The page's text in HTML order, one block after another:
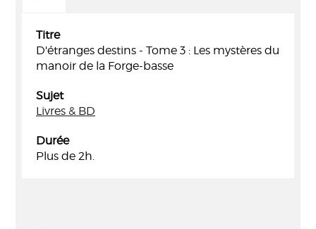
Titre
D'étranges destins - Tome 3 : Les mystères du
manoir de la Forge-basse
Sujet
Livres & BD
Durée
Plus de 2h.